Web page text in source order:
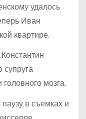
удалось
Иван
квартире.
Константин
супруга
мозга.
в съемках и